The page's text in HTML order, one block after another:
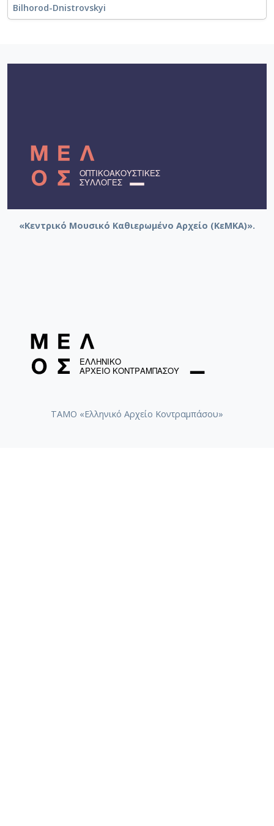
Bilhorod-Dnistrovskyi
«Κεντρικό Μουσικό Καθιερωμένο Αρχείο (ΚεΜΚΑ)».
ΤΑΜΟ «Ελληνικό Αρχείο Κοντραμπάσου»